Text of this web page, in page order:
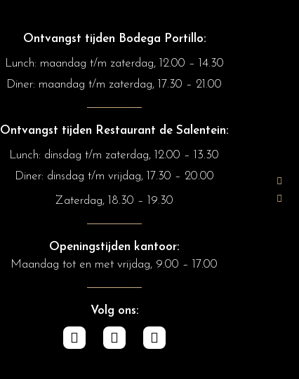
Ontvangst tijden Bodega Portillo:
Lunch: maandag t/m zaterdag, 12.00 – 14.30
Diner: maandag t/m zaterdag, 17.30 – 21.00
Ontvangst tijden Restaurant de Salentein:
Lunch: dinsdag t/m zaterdag, 12.00 – 13.30
Diner: dinsdag t/m vrijdag, 17.30 – 20.00
Zaterdag, 18.30 – 19.30
Openingstijden kantoor:
Maandag tot en met vrijdag, 9.00 – 17.00
Volg ons: